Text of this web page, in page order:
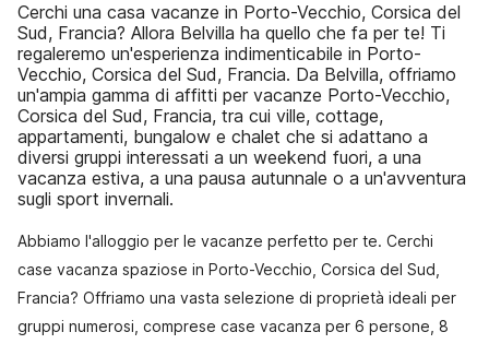
Cerchi una casa vacanze in Porto-Vecchio, Corsica del
Sud, Francia? Allora Belvilla ha quello che fa per te! Ti
regaleremo un'esperienza indimenticabile in Porto-
Vecchio, Corsica del Sud, Francia. Da Belvilla, offriamo
un'ampia gamma di affitti per vacanze Porto-Vecchio,
Corsica del Sud, Francia, tra cui ville, cottage,
appartamenti, bungalow e chalet che si adattano a
diversi gruppi interessati a un weekend fuori, a una
vacanza estiva, a una pausa autunnale o a un'avventura
sugli sport invernali.
Abbiamo l'alloggio per le vacanze perfetto per te. Cerchi
case vacanza spaziose in Porto-Vecchio, Corsica del Sud,
Francia? Offriamo una vasta selezione di proprietà ideali per
gruppi numerosi, comprese case vacanza per 6 persone, 8